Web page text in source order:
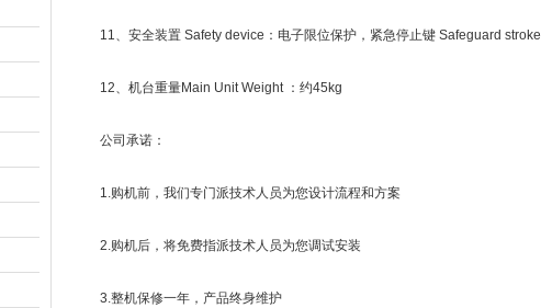
11、安全装置 Safety device：电子限位保护，紧急停止键 Safeguard stroke
12、机台重量Main Unit Weight ：约45kg
公司承诺：
1.购机前，我们专门派技术人员为您设计流程和方案
2.购机后，将免费指派技术人员为您调试安装
3.整机保修一年，产品终身维护